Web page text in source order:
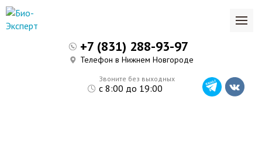
Звоните без выходных
с 8:00 до 19:00
+7 (831) 288-93-97
Телефон в Нижнем Новгороде